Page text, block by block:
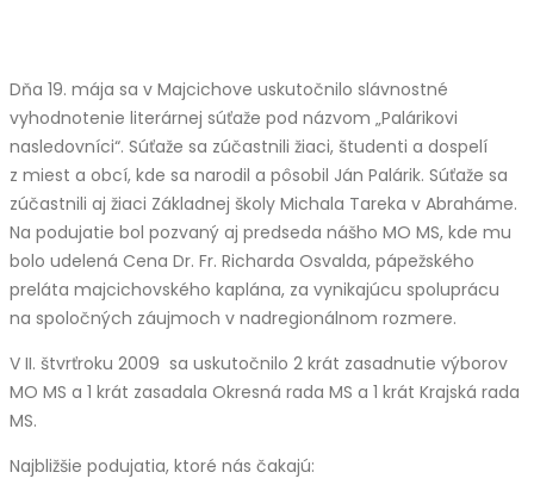
Dňa 19. mája sa v Majcichove uskutočnilo slávnostné
vyhodnotenie literárnej súťaže pod názvom „Palárikovi
nasledovníci“. Súťaže sa zúčastnili žiaci, študenti a dospelí
z miest a obcí, kde sa narodil a pôsobil Ján Palárik. Súťaže sa
zúčastnili aj žiaci Základnej školy Michala Tareka v Abraháme.
Na podujatie bol pozvaný aj predseda nášho MO MS, kde mu
bolo udelená Cena Dr. Fr. Richarda Osvalda, pápežského
preláta majcichovského kaplána, za vynikajúcu spoluprácu
na spoločných záujmoch v nadregionálnom rozmere.
V II. štvrťroku 2009 sa uskutočnilo 2 krát zasadnutie výborov
MO MS a 1 krát zasadala Okresná rada MS a 1 krát Krajská rada
MS.
Najbližšie podujatia, ktoré nás čakajú: